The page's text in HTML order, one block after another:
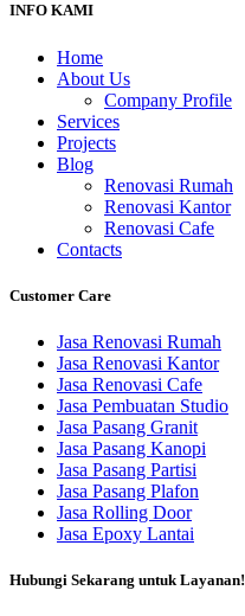
INFO KAMI
Home
About Us
Company Profile
Services
Projects
Blog
Renovasi Rumah
Renovasi Kantor
Renovasi Cafe
Contacts
Customer Care
Jasa Renovasi Rumah
Jasa Renovasi Kantor
Jasa Renovasi Cafe
Jasa Pembuatan Studio
Jasa Pasang Granit
Jasa Pasang Kanopi
Jasa Pasang Partisi
Jasa Pasang Plafon
Jasa Rolling Door
Jasa Epoxy Lantai
Hubungi Sekarang untuk Layanan!